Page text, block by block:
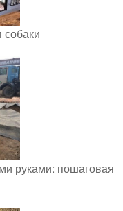
руками: пошаговая